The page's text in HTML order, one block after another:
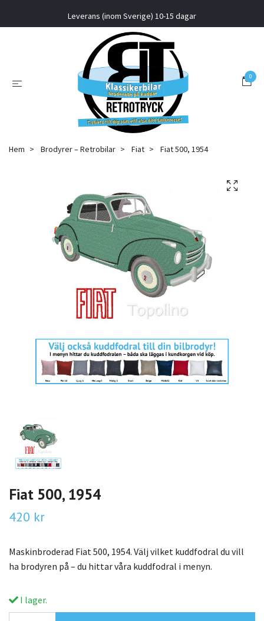
Leverans (inom Sverige) 10-15 dagar
0
Hem Brodyrer – Retrobilar Fiat Fiat 500, 1954
Fiat 500, 1954
420 kr
Maskinbroderad Fiat 500, 1954. Välj vilket kuddfodral du vill
ha brodyren på – du hittar våra kuddfodral i menyn.
I lager.